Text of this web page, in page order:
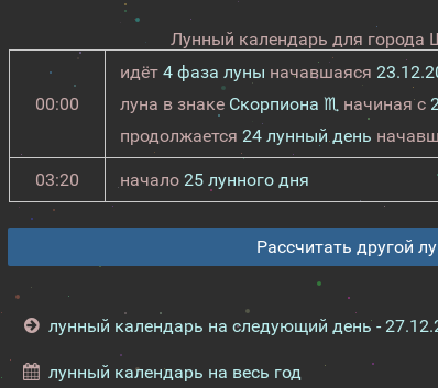
Лунный календарь для города
00:00
идёт 4 фаза луны начавшаяся
луна в знаке Скорпиона ♏начиная с
продолжается 24 лунный день
03:20 начало 25 лунного дня
Рассчитать другой
лунный календарь на следующий день -
лунный календарь на весь год